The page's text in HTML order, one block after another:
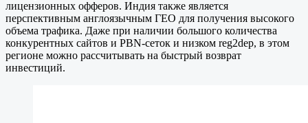
лицензионных офферов. Индия также является
перспективным англоязычным ГЕО для получения высокого
объема трафика. Даже при наличии большого количества
конкурентных сайтов и PBN-сеток и низком reg2dep, в этом
регионе можно рассчитывать на быстрый возврат
инвестиций.